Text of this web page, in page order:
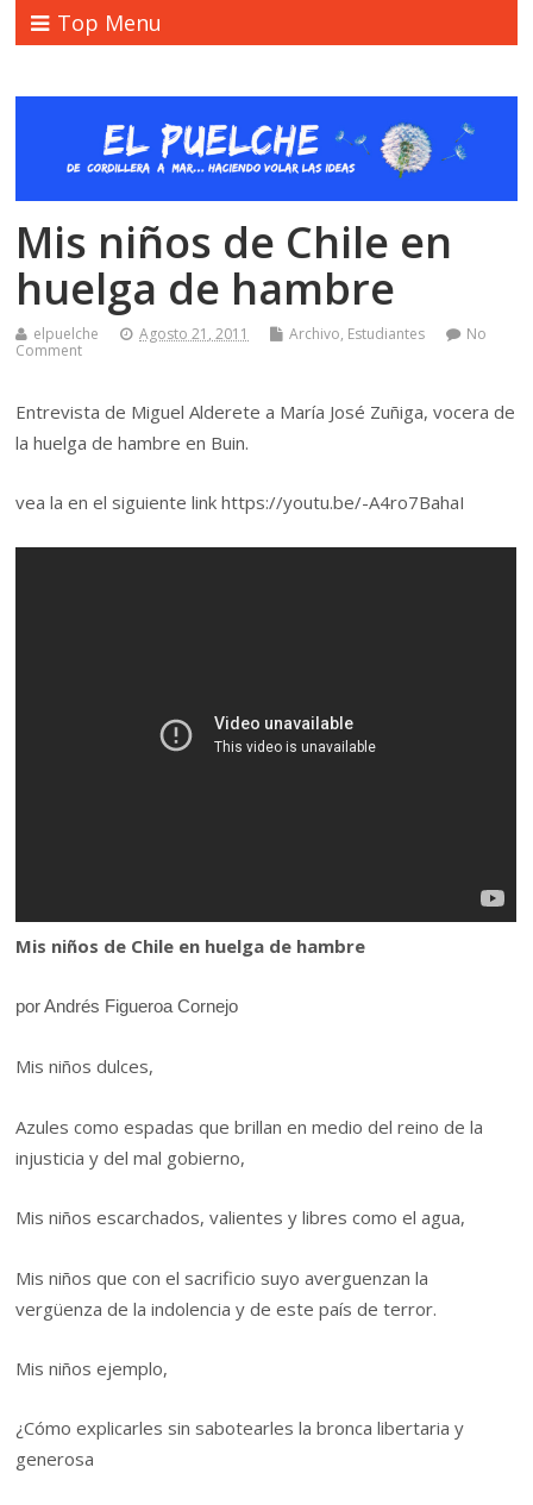
Top Menu
Mis niños de Chile en
huelga de hambre
elpuelche Agosto 21, 2011 Archivo, Estudiantes
No
Comment
Entrevista de Miguel Alderete a María José Zuñiga, vocera de
la huelga de hambre en Buin.
vea la en el siguiente link https://youtu.be/-A4ro7BahaI
Mis niños de Chile en huelga de hambre
por Andrés Figueroa Cornejo
Mis niños dulces,
Azules como espadas que brillan en medio del reino de la
injusticia y del mal gobierno,
Mis niños escarchados, valientes y libres como el agua,
Mis niños que con el sacrificio suyo averguenzan la
vergüenza de la indolencia y de este país de terror.
Mis niños ejemplo,
¿Cómo explicarles sin sabotearles la bronca libertaria y
generosa